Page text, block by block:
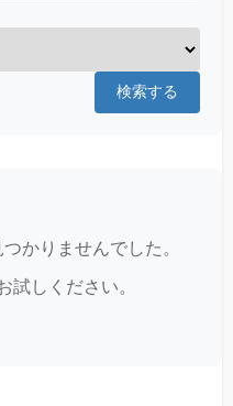
検索する
かりませんでした。
試しください。